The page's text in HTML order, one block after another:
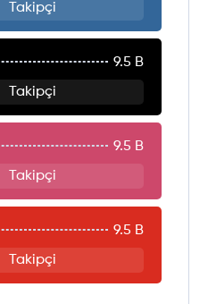
Takipçi
9.5 B
Takipçi
9.5 B
Takipçi
9.5 B
Takipçi